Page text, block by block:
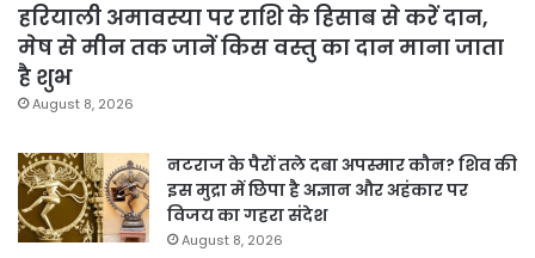
हरियाली अमावस्या पर राशि के हिसाब से करें दान,
मेष से मीन तक जानें किस वस्तु का दान माना जाता
है शुभ
August 8, 2026
नटराज के पैरों तले दबा अपस्मार कौन? शिव की
इस मुद्रा में छिपा है अज्ञान और अहंकार पर
विजय का गहरा संदेश
August 8, 2026